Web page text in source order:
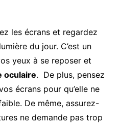
les écrans et regardez
du jour. C’est un
yeux à se reposer et
oculaire. De plus, pensez
écrans pour qu’elle ne
De même, assurez-
ne demande pas trop